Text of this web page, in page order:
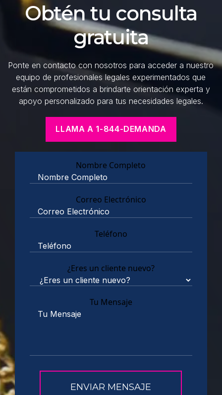
Obtén tu consulta
gratuita
Ponte en contacto con nosotros para acceder a nuestro
equipo de profesionales legales experimentados que
están comprometidos a brindarte orientación experta y
apoyo personalizado para tus necesidades legales.
LLAMA A 1-844-DEMANDA
Nombre Completo
Correo Electrónico
Teléfono
¿Eres un cliente nuevo?
Tu Mensaje